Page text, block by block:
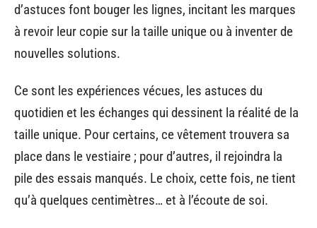
d’astuces font bouger les lignes, incitant les marques
à revoir leur copie sur la taille unique ou à inventer de
nouvelles solutions.
Ce sont les expériences vécues, les astuces du
quotidien et les échanges qui dessinent la réalité de la
taille unique. Pour certains, ce vêtement trouvera sa
place dans le vestiaire ; pour d’autres, il rejoindra la
pile des essais manqués. Le choix, cette fois, ne tient
qu’à quelques centimètres… et à l’écoute de soi.